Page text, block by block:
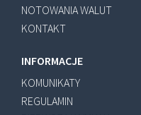
NOTOWANIA WALUT
KONTAKT
INFORMACJE
KOMUNIKATY
REGULAMIN